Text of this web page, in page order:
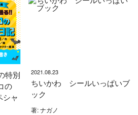
特別
の
シャ
2021.08.23
ちいかわ シールいっぱいブ
ック
著: ナガノ